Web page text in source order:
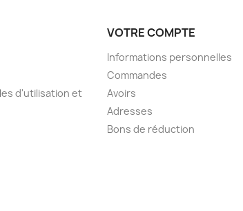
d'utilisation et
VOTRE COMPTE
Informations personnelles
Commandes
Avoirs
Adresses
Bons de réduction